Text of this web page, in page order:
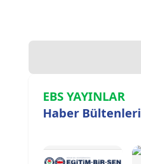
EBS YAYINLAR
Haber Bültenleri